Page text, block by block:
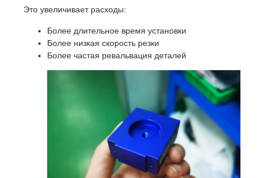
Это увеличивает расходы:
Более длительное время установки
Более низкая скорость резки
Более частая ревальвация деталей